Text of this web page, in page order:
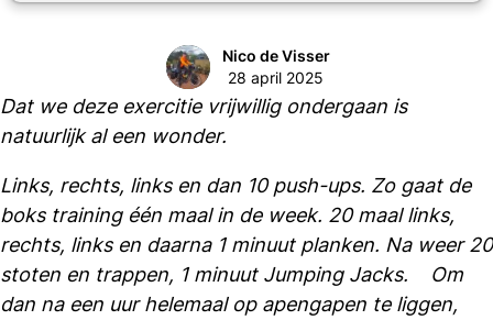
Nico de Visser
28 april 2025
Dat we deze exercitie vrijwillig ondergaan is
natuurlijk al een wonder.
Links, rechts, links en dan 10 push-ups. Zo gaat de
boks training één maal in de week. 20 maal links,
rechts, links en daarna 1 minuut planken. Na weer 20
stoten en trappen, 1 minuut Jumping Jacks. Om
dan na een uur helemaal op apengapen te liggen,